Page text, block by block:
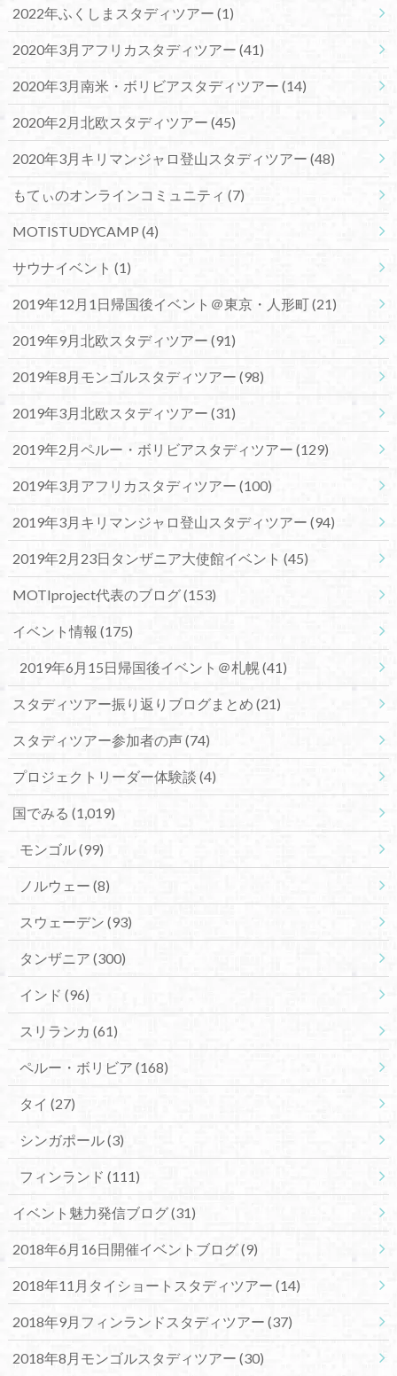
2022年ふくしまスタディツアー (1)
2020年3月アフリカスタディツアー (41)
2020年3月南米・ボリビアスタディツアー (14)
2020年2月北欧スタディツアー (45)
2020年3月キリマンジャロ登山スタディツアー (48)
もてぃのオンラインコミュニティ (7)
MOTISTUDYCAMP (4)
サウナイベント (1)
2019年12月1日帰国後イベント＠東京・人形町(21)
2019年9月北欧スタディツアー (91)
2019年8月モンゴルスタディツアー (98)
2019年3月北欧スタディツアー (31)
2019年2月ペルー・ボリビアスタディツアー (129)
2019年3月アフリカスタディツアー (100)
2019年3月キリマンジャロ登山スタディツアー (94)
2019年2月23日タンザニア大使館イベント (45)
MOTIproject代表のブログ(153)
イベント情報 (175)
2019年6月15日帰国後イベント＠札幌(41)
スタディツアー振り返りブログまとめ (21)
スタディツアー参加者の声(74)
プロジェクトリーダー体験談 (4)
国でみる (1,019)
モンゴル(99)
ノルウェー (8)
スウェーデン (93)
タンザニア (300)
インド (96)
スリランカ (61)
ペルー・ボリビア (168)
タイ (27)
シンガポール(3)
フィンランド (111)
イベント魅力発信ブログ(31)
2018年6月16日開催イベントブログ(9)
2018年11月タイショートスタディツアー (14)
2018年9月フィンランドスタディツアー (37)
2018年8月モンゴルスタディツアー (30)